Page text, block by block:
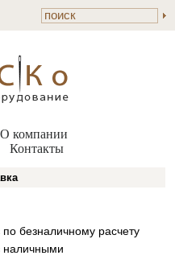
О компании
Контакты
безналичному расчету
наличными